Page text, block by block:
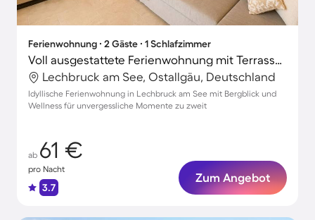
Ferienwohnung ∙ 2 Gäste ∙ 1 Schlafzimmer
Voll ausgestattete Ferienwohnung mit Terrasse und Garten | Bergblick | Haustiere sind willkommen
Lechbruck am See, Ostallgäu, Deutschland
Idyllische Ferienwohnung in Lechbruck am See mit Bergblick und
Wellness für unvergessliche Momente zu zweit
ab 61 €
pro Nacht
3.7
Zum Angebot